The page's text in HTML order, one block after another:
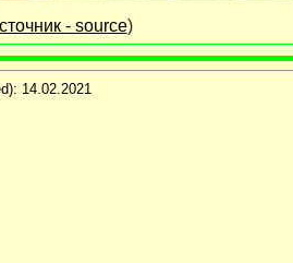
- source)
14.02.2021